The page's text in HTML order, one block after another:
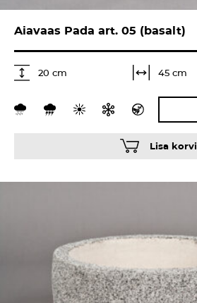
Aiavaas Pada art. 05 (basalt)
20 cm 45 cm
Lisa korvi